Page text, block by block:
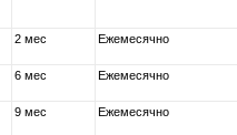
2 мес Ежемесячно
6 мес Ежемесячно
9 мес Ежемесячно